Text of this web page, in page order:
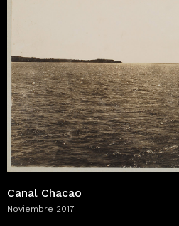
Canal Chacao
Noviembre 2017